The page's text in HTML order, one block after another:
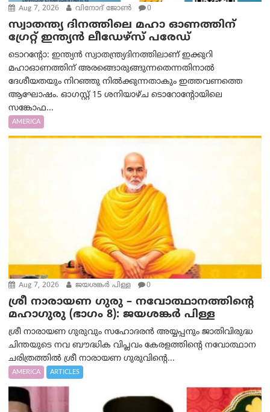
Aug 7, 2026 വിനോദ് ജോൺ 0
സ്വാതന്ത്യ ദിനത്തിലെ മഹാ ഓണത്തിന്
ഗ്രേറ്റ് ഇന്ത്യൻ ലീഡേഴ്സ് പരേഡ്
ടൊറന്റോ: ഇന്ത്യൻ സ്വാതന്ത്ര്യദിനത്തിലാണ് ഇക്കുറി
മഹാഓണത്തിന് അരങ്ങൊരുങ്ങുന്നതെന്നതിനാൽ
ദേശീയതയും നിറഞ്ഞു നിൽക്കുന്നതാകും ഇത്തവണത്തെ
ആഘോഷം. ഓഗസ്റ്റ് 15 ശനിയാഴ്ച ടൊറോന്റോയിലെ
സങ്കോഫ...
AMERICA
Aug 7, 2026 ജയശങ്കര്‍ പിള്ള 0
ശ്രീ നാരായണ ഗുരു – നവോത്ഥാനത്തിന്റെ
മഹാഗുരു (ഭാഗം 8): ജയശങ്കര്‍ പിള്ള
ശ്രീ നാരായണ ഗുരുവും സഹോദരൻ അയ്യപ്പനും ജാതിവിരുദ്ധ
ചിന്തയുടെ നവ ബൗദ്ധിക വിപ്ലവം കേരളത്തിന്റെ നവോത്ഥാന
ചരിത്രത്തിൽ ശ്രീ നാരായണ ഗുരുവിന്റെ...
AMERICA ARTICLES